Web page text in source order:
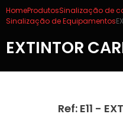
HomeProdutosSinalização de
Sinalização de Equipamentos
EXTINTOR
Ref: E11 -